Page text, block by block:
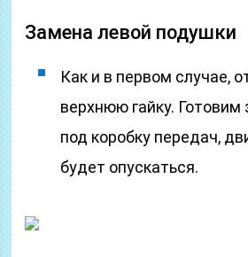
Замена левой подушки
Как и в первом случае,
верхнюю гайку. Готовим
под коробку передач,
будет опускаться.